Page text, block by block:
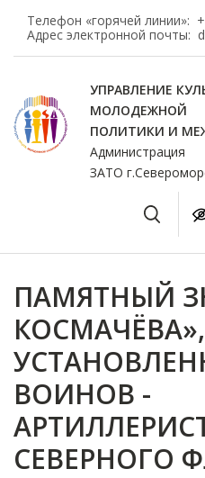
Телефон «горячей линии»:
Адрес электронной почты:
УПРАВЛЕНИЕ
МОЛОДЕЖНОЙ
ПОЛИТИКИ И
Администрация
ЗАТО
ПАМЯТНЫЙ
КОСМАЧЁВА»,
ВОИНОВ -
СЕВЕРНОГО